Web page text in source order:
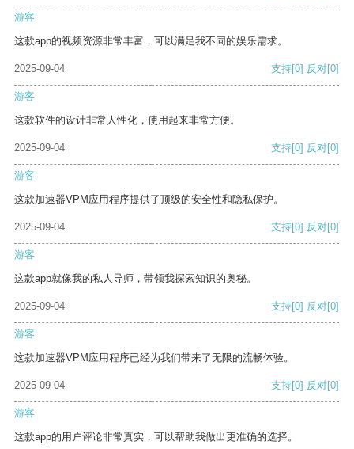
游客
这款app的视频资源非常丰富，可以满足我不同的娱乐需求。
2025-09-04 支持[0] 反对[0]
游客
这款软件的设计非常人性化，使用起来非常方便。
2025-09-04 支持[0] 反对[0]
游客
这款加速器VPM应用程序提供了顶级的安全性和隐私保护。
2025-09-04 支持[0] 反对[0]
游客
这款app就像我的私人导师，带领我探索知识的奥秘。
2025-09-04 支持[0] 反对[0]
游客
这款加速器VPM应用程序已经为我们带来了无限的流畅体验。
2025-09-04 支持[0] 反对[0]
游客
这款app的用户评论非常真实，可以帮助我做出更准确的选择。